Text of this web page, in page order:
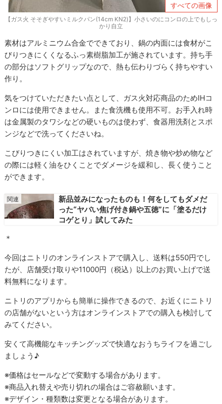
すべての画像
【ガス火 そそぎやすいミルクパン(14cm KN2)】小さいのにコンロの上でもしっ
かり自立
素材はアルミニウム合金でできており、鍋の内面には食材がこ
びりつきにくくなるふっ素樹脂加工が施されています。持ち手
の部分はソフトグリップなので、熱も伝わりづらく持ちやすい
作り。
気をつけていただきたい点として、ガス火対応商品のためIHコ
ンロには使用できません。また食洗機も使用不可。お手入れ時
は金属製のタワシなどの硬いものは使わず、食器用洗剤とスポ
ンジなどで洗ってくださいね。
こびりつきにくい加工はされていますが、焼き物や炒め物など
の際には軽く油をひくことでダメージを緩和し、長く使うこと
ができます。
新品並みになったものも！何をしてもダメだ
った“ヤバい焦げ付き鍋や五徳”に「塗るだけ
コゲとり」試してみた
＊
今回はニトリのオンラインストアで購入し、送料は550円でし
たが、店舗受け取りや11000円（税込）以上のお買い上げで送
料無料になります。
ニトリのアプリからも簡単に操作できるので、お近くにニトリ
の店舗がないという方はオンラインストアでの購入も検討して
みてください。
安くて高機能なキッチングッズで快適なおうちライフを過ごし
ましょう♪
※価格はセールなどで変動する場合があります。
※商品入れ替えや売り切れの場合はご容赦願います。
※デザイン・種類数は変更となる場合があります。